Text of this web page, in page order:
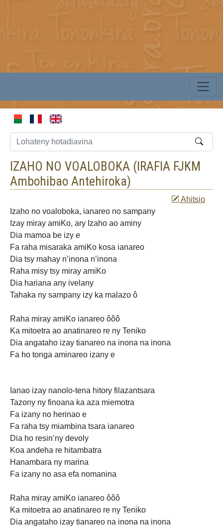
IZAHO NO VOALOBOKA ( IRAFIA FJKM
Ambohibao Antehiroka)
Ahitsio
Izaho no voaloboka, ianareo no sampany
Izay miray amiKo, ary Izaho ao aminy
Dia mamoa be izy e
Fa raha misaraka amiKo kosa ianareo
Dia tsy mahay n’inona n’inona
Raha misy tsy miray amiKo
Dia hariana any ivelany
Tahaka ny sampany izy ka malazo ô
Raha miray amiKo ianareo ôôô
Ka mitoetra ao anatinareo re ny Teniko
Dia angataho izay tianareo na inona na inona
Fa ho tonga aminareo izany e
Ianao izay nanolo-tena hitory filazantsara
Tazony ny finoana ka aza miemotra
Fa izany no herinao e
Fa raha tsy miambina tsara ianareo
Dia ho resin’ny devoly
Koa andeha re hitambatra
Hanambara ny marina
Fa izany no asa efa nomanina
Raha miray amiKo ianareo ôôô
Ka mitoetra ao anatinareo re ny Teniko
Dia angataho izay tianareo na inona na inona